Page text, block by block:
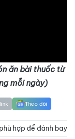
ăn bài thuốc từ
mỗi ngày)
Theo dõi
hợp để đánh bay